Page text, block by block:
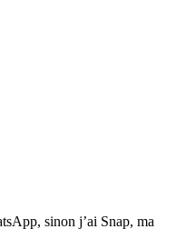
sinon j’ai Snap, ma